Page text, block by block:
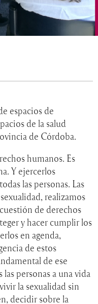
espacios de
de la salud
de Córdoba.
humanos. Es
Y ejercerlos
las personas. Las
realizamos
de derechos
y hacer cumplir los
en agenda,
de estos
de ese
personas a una vida
la sexualidad sin
decidir sobre la